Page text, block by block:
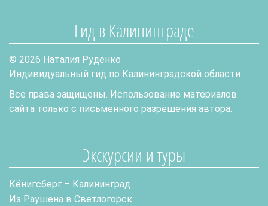
Гид в Калининграде
© 2026 Наталия Руденко
Индивидуальный гид по Калининградской области.
Все права защищены. Использование материалов
сайта только с письменного разрешения автора.
Экскурсии и туры
Кёнигсберг – Калининград
Из Раушена в Светлогорск